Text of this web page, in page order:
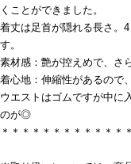
くことができました。
着丈は足首が隠れる長さ。
す。
素材感：艶が控えめで、さ
着心地：伸縮性があるので
ウエストはゴムですが中に
のが◎
＊＊＊＊＊＊＊＊＊＊＊＊